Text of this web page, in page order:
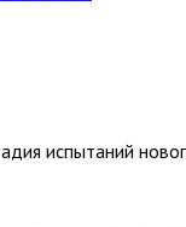
испытаний